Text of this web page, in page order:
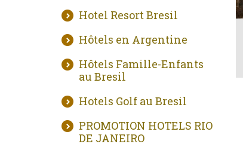
Hotel Resort Bresil
Hôtels en Argentine
Hôtels Famille-Enfants
au Bresil
Hotels Golf au Bresil
PROMOTION HOTELS RIO
DE JANEIRO